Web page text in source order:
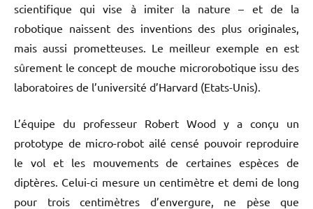
scientifique qui vise à imiter la nature – et de la
robotique naissent des inventions des plus originales,
mais aussi prometteuses. Le meilleur exemple en est
sûrement le concept de mouche microrobotique issu des
laboratoires de l’université d’Harvard (Etats-Unis).
L’équipe du professeur Robert Wood y a conçu un
prototype de micro-robot ailé censé pouvoir reproduire
le vol et les mouvements de certaines espèces de
diptères. Celui-ci mesure un centimètre et demi de long
pour trois centimètres d’envergure, ne pèse que